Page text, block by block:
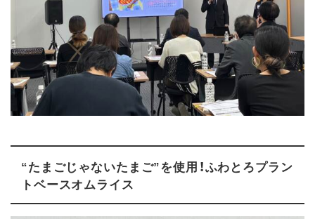
“たまごじゃないたまご”を使用！ふわとろプラン
トベースオムライス